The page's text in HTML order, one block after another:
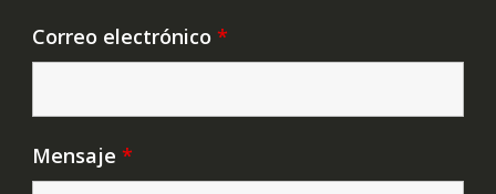
Correo electrónico *
Mensaje *